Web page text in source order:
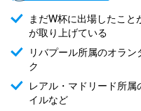
まだW杯に出場したこ
が取り上げている
リバプール所属のオラ
ク
レアル・マドリード所
イルなど